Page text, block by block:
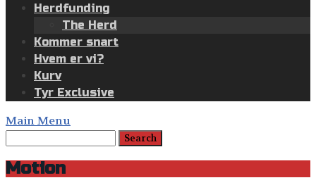
Herdfunding
The Herd
Kommer snart
Hvem er vi?
Kurv
Tyr Exclusive
Main Menu
Motion